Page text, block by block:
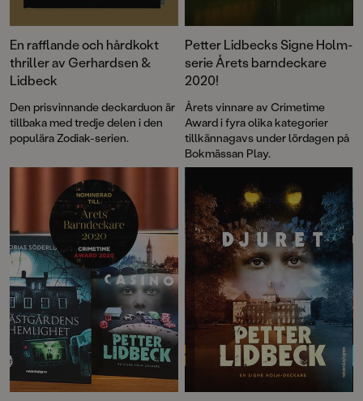
En rafflande och hårdkokt
thriller av Gerhardsen &
Lidbeck
Den prisvinnande deckarduon är
tillbaka med tredje delen i den
populära Zodiak-serien.
Petter Lidbecks Signe Holm-
serie Årets barndeckare
2020!
Årets vinnare av Crimetime
Award i fyra olika kategorier
tillkännagavs under lördagen på
Bokmässan Play.